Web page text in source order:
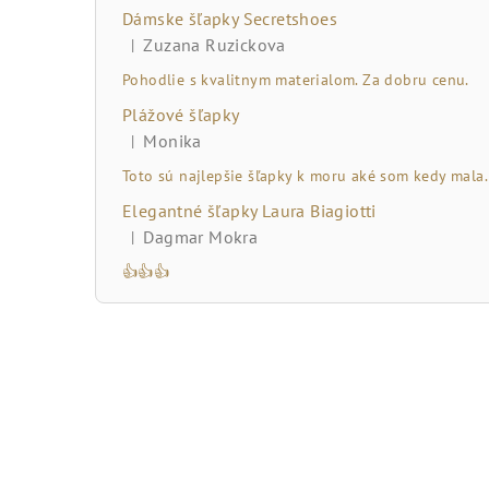
l
Dámske šľapky Secretshoes
Hodnotenie produktu je 5 z 5 hviezdičiek.
| Zuzana Ruzickova
Pohodlie s kvalitnym materialom. Za dobru cenu.
Plážové šľapky
Hodnotenie produktu je 5 z 5 hviezdičiek.
| Monika
Toto sú najlepšie šľapky k moru aké som kedy mala.
Elegantné šľapky Laura Biagiotti
Hodnotenie produktu je 5 z 5 hviezdičiek.
| Dagmar Mokra
👍👍👍